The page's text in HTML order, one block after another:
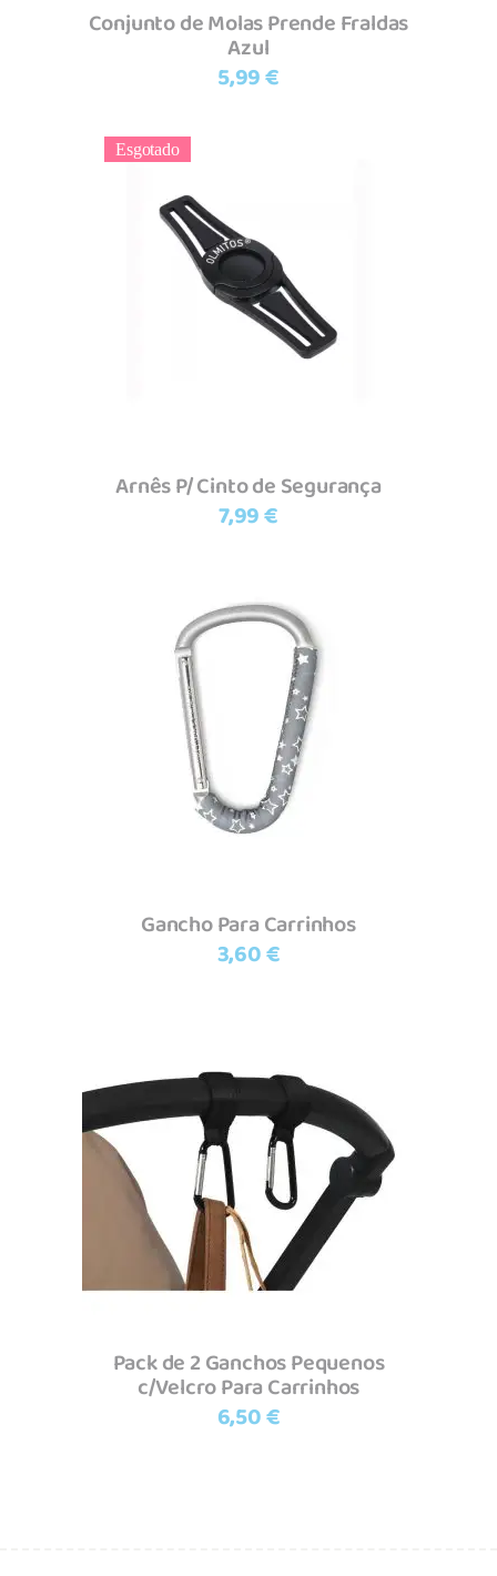
Conjunto de Molas Prende Fraldas
Azul
5,99€
Esgotado
Ler mais
Arnês P/ Cinto de Segurança
7,99€
Adicionar
Gancho Para Carrinhos
3,60€
Adicionar
Pack de 2 Ganchos Pequenos
c/Velcro Para Carrinhos
6,50€